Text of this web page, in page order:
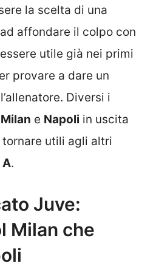
la scelta di una
affondare il colpo con
utile già nei primi
provare a dare un
Diversi i
Milan e Napoli in uscita
utili agli altri
A.
Juve:
Milan che